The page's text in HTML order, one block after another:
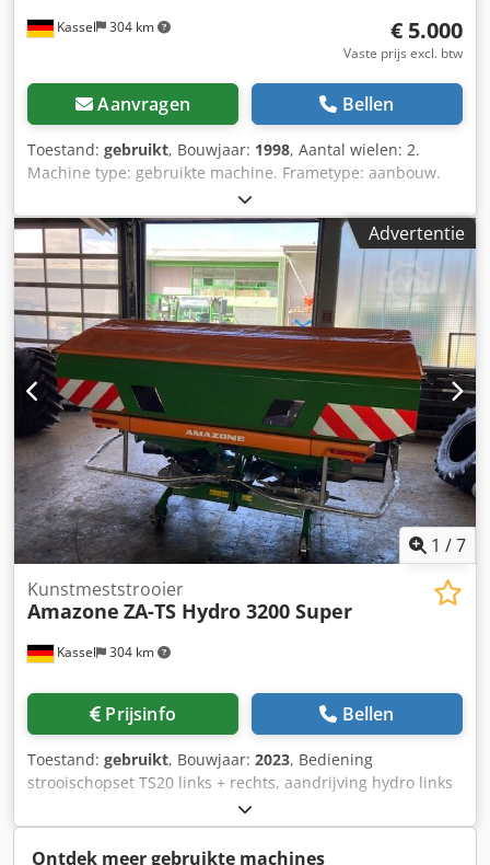
Kassel 304 km € 5.000
Vaste prijs excl. btw
Aanvragen Bellen
Toestand: gebruikt, Bouwjaar: 1998, Aantal wielen: 2.
Machine type: gebruikte machine. Frametype: aanbouw.
Bemestingsinrichting / mestschroef. Dodpfxjr Ncfqo Aaijkr
Advertentie
1 /7
Kassel 304 km
Kunstmeststrooier
Amazone ZA-TS Hydro 3200 Super
Prijsinfo Bellen
Toestand: gebruikt, Bouwjaar: 2023, Bediening
strooischopset TS20 links + rechts, aandrijving hydro links
+ rechts met Auto TS / en FlowControl hoofdschijf links +
rechts met AutoTS, buisbeschermbeugel, rol- en
parkeerinrichting draaibaar, werkverlichting,
Ontdek meer gebruikte machines